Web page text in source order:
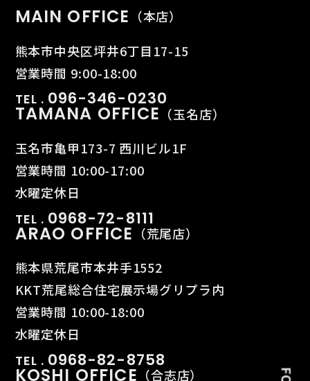
MAIN OFFICE （本店）
熊本市中央区坪井6丁目17-15
営業時間 9:00-18:00
TEL . 096-346-0230
TAMANA OFFICE （玉名店）
玉名市亀甲173-7 西川ビル1F
営業時間 10:00-17:00
水曜定休日
TEL . 0968-72-8111
ARAO OFFICE （荒尾店）
熊本県荒尾市本井手1552
KKT荒尾総合住宅展示場グリプラ内
営業時間 10:00-18:00
水曜定休日
TEL . 0968-82-8758
KOSHI OFFICE （合志店）